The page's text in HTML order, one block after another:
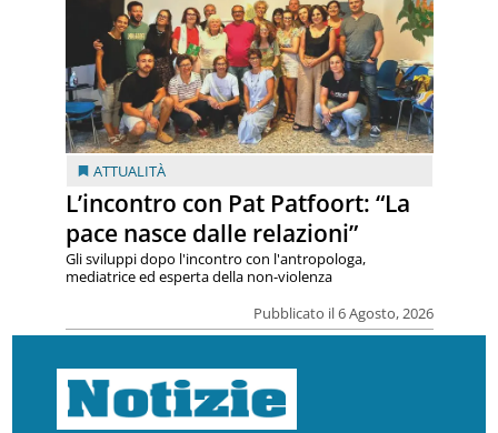
ATTUALITÀ
L’incontro con Pat Patfoort: “La
pace nasce dalle relazioni”
Pubblicato il 6 Agosto, 2026
Gli sviluppi dopo l'incontro con l'antropologa,
mediatrice ed esperta della non-violenza